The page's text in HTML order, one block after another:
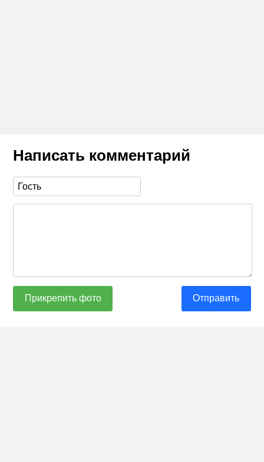
Написать комментарий
Прикрепить фото Отправить